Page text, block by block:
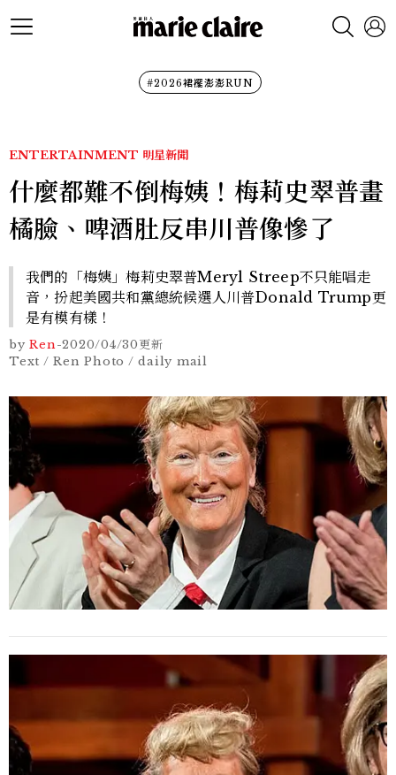
#2026裙襬澎澎RUN
ENTERTAINMENT 明星新聞
什麼都難不倒梅姨！梅莉史翠普畫
橘臉、啤酒肚反串川普像慘了
我們的「梅姨」梅莉史翠普Meryl Streep不只能唱走
音，扮起美國共和黨總統候選人川普Donald Trump更
是有模有樣！
by Ren-2020/04/30更新
Text / Ren Photo / daily mail